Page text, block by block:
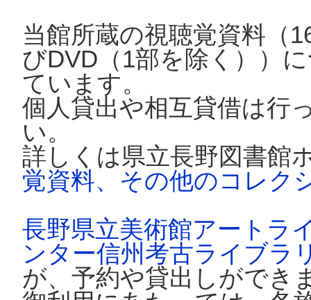
当館所蔵の視聴覚資料（
びDVD（1部を除く））
ています。
個人貸出や相互貸借は行
い。
詳しくは県立長野図書館
覚資料、その他のコレク
長野県立美術館アートラ
ンター信州考古ライブラ
が、予約や貸出しができ